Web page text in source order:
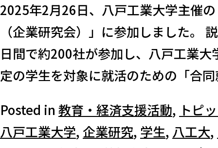
2025年2月26日、八戸工業大学主催
（企業研究会）」に参加しました。
日間で約200社が参加し、八戸工業
定の学生を対象に就活のための「合
Posted in 教育・経済支援活動, トピ
八戸工業大学, 企業研究, 学生, 八工大,